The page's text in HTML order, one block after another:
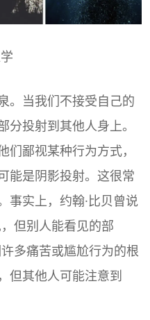
。当我们不接受自己的
投射到其他人身上。
鄙视某种行为方式，
能是阴影投射。这很常
事实上，约翰·比贝曾说
但别人能看见的部
多痛苦或尴尬行为的根
但其他人可能注意到